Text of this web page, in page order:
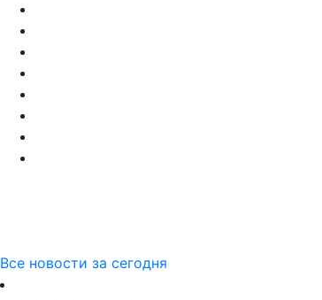
Все новости за сегодня